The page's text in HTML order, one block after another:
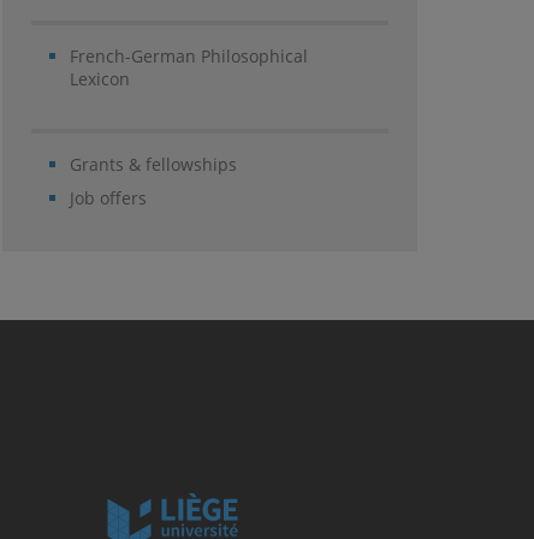
French-German Philosophical
Lexicon
Grants & fellowships
Job offers